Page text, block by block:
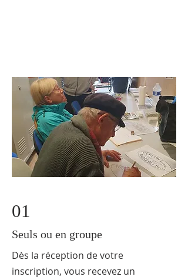
01
Seuls ou en groupe
Dès la réception de votre
inscription, vous recevez un